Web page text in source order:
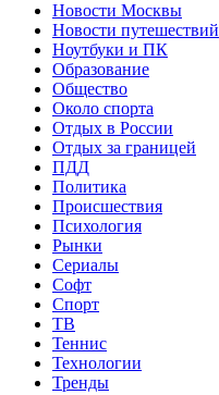
Новости Москвы
Новости путешествий
Ноутбуки и ПК
Образование
Общество
Около спорта
Отдых в России
Отдых за границей
ПДД
Политика
Происшествия
Психология
Рынки
Сериалы
Софт
Спорт
ТВ
Теннис
Технологии
Тренды